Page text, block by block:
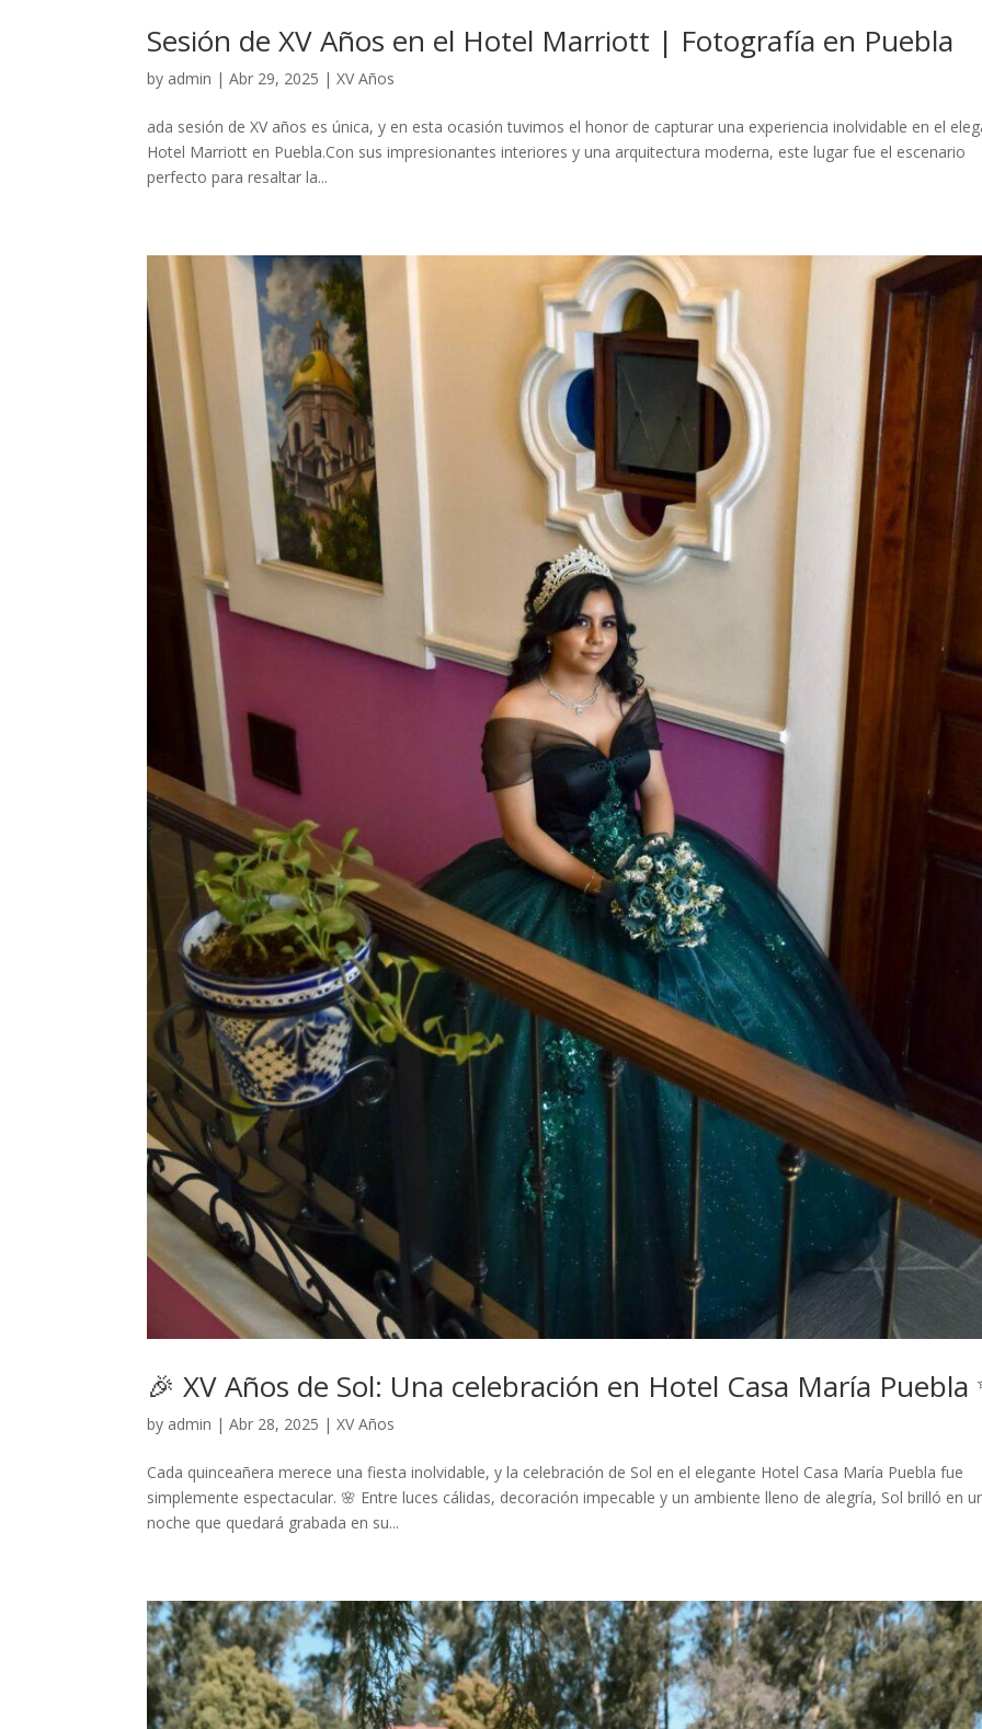
Sesión de XV Años en el Hotel Marriott | Fotografía en Puebla
by admin |Abr 29, 2025 |XV Años
ada sesión de XV años es única, y en esta ocasión tuvimos el honor de capturar una experiencia inolvidable en el
Hotel Marriott en Puebla.Con sus impresionantes interiores y una arquitectura moderna, este lugar fue el escenario
perfecto para resaltar la...
🎉 XV Años de Sol: Una celebración en Hotel Casa María Puebla
by admin |Abr 28, 2025 |XV Años
Cada quinceañera merece una fiesta inolvidable, y la celebración de Sol en el elegante Hotel Casa María Puebla fue
simplemente espectacular. 🌸 Entre luces cálidas, decoración impecable y un ambiente lleno de alegría, Sol brilló en
noche que quedará grabada en su...